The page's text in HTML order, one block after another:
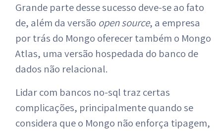
Grande parte desse sucesso deve-se ao fato
de, além da versão open source, a empresa
por trás do Mongo oferecer também o Mongo
Atlas, uma versão hospedada do banco de
dados não relacional.
Lidar com bancos no-sql traz certas
complicações, principalmente quando se
considera que o Mongo não enforça tipagem,